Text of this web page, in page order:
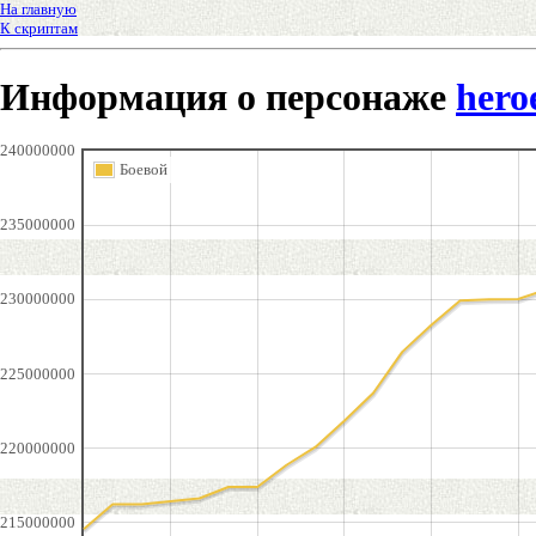
На главную
К скриптам
Информация о персонаже
215000000
220000000
225000000
230000000
235000000
240000000
Боевой